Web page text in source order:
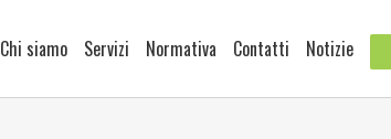
Chi siamo Servizi Normativa Contatti Notizie